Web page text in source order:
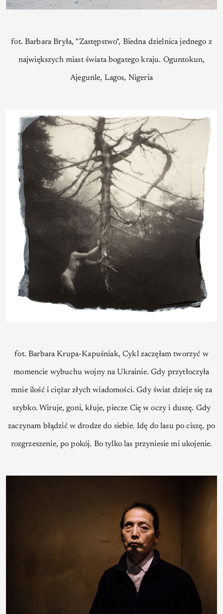
fot. Barbara Bryła, "Zastępstwo", Biedna dzielnica jednego z
największych miast świata bogatego kraju. Oguntokun,
Ajegunle, Lagos, Nigeria
fot. Barbara Krupa-Kapuśniak, Cykl zaczęłam tworzyć w
momencie wybuchu wojny na Ukrainie. Gdy przytłoczyła
mnie ilość i ciężar złych wiadomości. Gdy świat dzieje się za
szybko. Wiruje, goni, kłuje, piecze Cię w oczy i duszę. Gdy
zaczynam błądzić w drodze do siebie. Idę do lasu po ciszę, po
rozgrzeszenie, po pokój. Bo tylko las przyniesie mi ukojenie.